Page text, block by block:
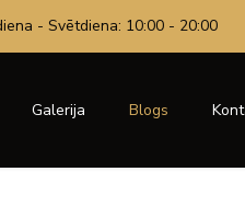
- Svētdiena: 10:00 - 20:00
Galerija Blogs